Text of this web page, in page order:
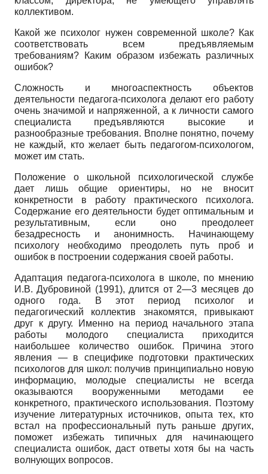
коллективом.
Какой же психолог нужен современной школе? Как
соответствовать всем предъявляемым
требованиям? Каким образом избежать различных
ошибок?
Сложность и многоаспектность объектов
деятельности педагога-психолога делают его работу
очень значимой и напряженной, а к личности самого
специалиста предъявляются высокие и
разнообразные требования. Вполне понятно, почему
не каждый, кто желает быть педагогом-психологом,
может им стать.
Положение о школьной психологической службе
дает лишь общие ориентиры, но не вносит
конкретности в работу практического психолога.
Содержание его деятельности будет оптимальным и
результативным, если оно преодолеет
безадресность и анонимность. Начинающему
психологу необходимо преодолеть путь проб и
ошибок в построении содержания своей работы.
Адаптация педагога-психолога в школе, по мнению
И.В. Дуб­ровиной (1991), длится от 2—3 месяцев до
одного года. В этот период психолог и
педагогический коллектив знакомятся, привыкают
друг к другу. Именно на период начального этапа
работы молодого специалиста приходится
наибольшее количество ошибок. Причина этого
явления — в специфике подготовки практических
психологов для школ: получив принципиально новую
информацию, молодые специалисты не всегда
оказываются вооруженными методами ее
конкретного, практического использования. Поэтому
изучение литературных источников, опыта тех, кто
встал на профессиональный путь раньше других,
поможет избежать типичных для начинающего
специалиста ошибок, даст ответы хотя бы на часть
волнующих вопросов.